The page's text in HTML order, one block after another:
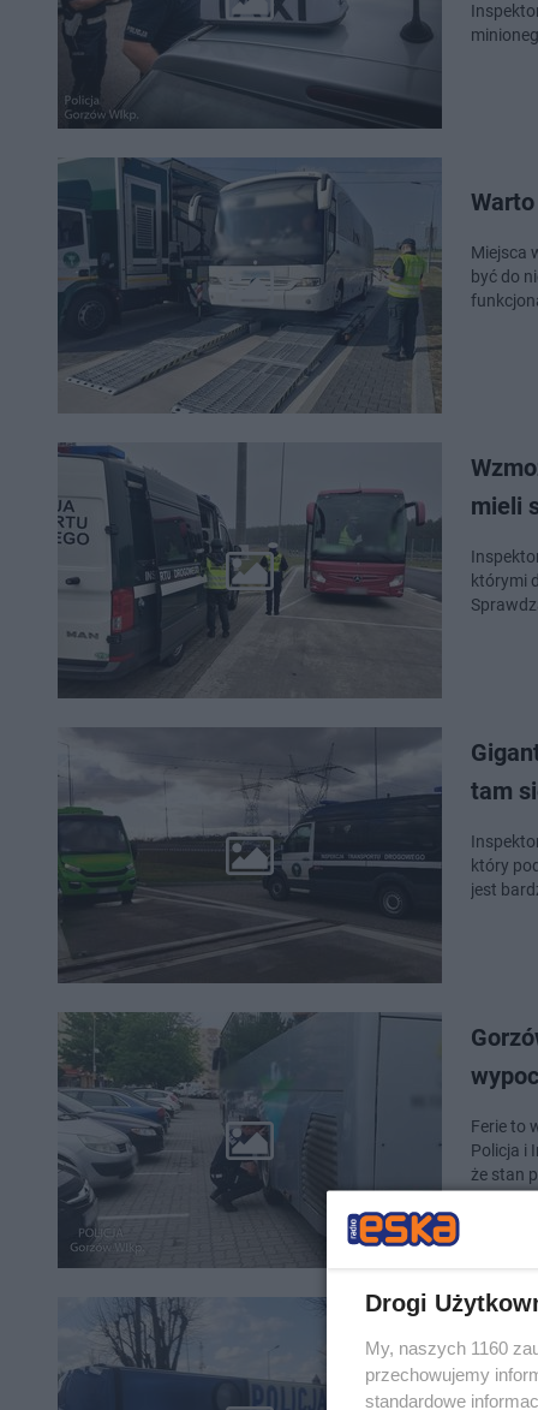
Miejsca
być do
mieli
którymi
tam
który
jest
Ferie to
Policja i
że stan
Drogi
My, naszych 1160
przechowujemy
standardowe